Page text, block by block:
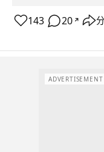
143 20 ↗
ADVERTISEMENT